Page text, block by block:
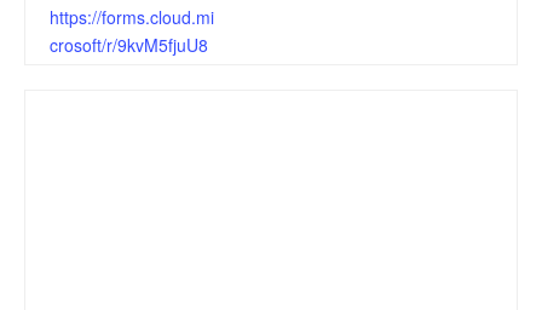
https://forms.cloud.mi
crosoft/r/9kvM5fjuU8